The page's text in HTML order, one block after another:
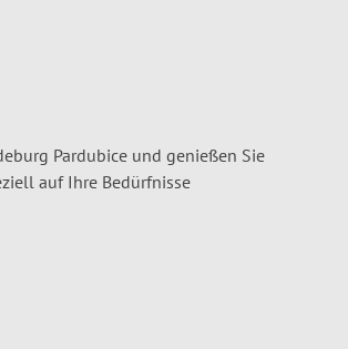
Pardubice und genießen Sie
auf Ihre Bedürfnisse